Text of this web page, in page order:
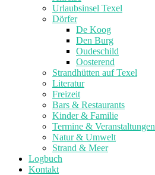
Urlaubsinsel Texel
Dörfer
De Koog
Den Burg
Oudeschild
Oosterend
Strandhütten auf Texel
Literatur
Freizeit
Bars & Restaurants
Kinder & Familie
Termine & Veranstaltungen
Natur & Umwelt
Strand & Meer
Logbuch
Kontakt